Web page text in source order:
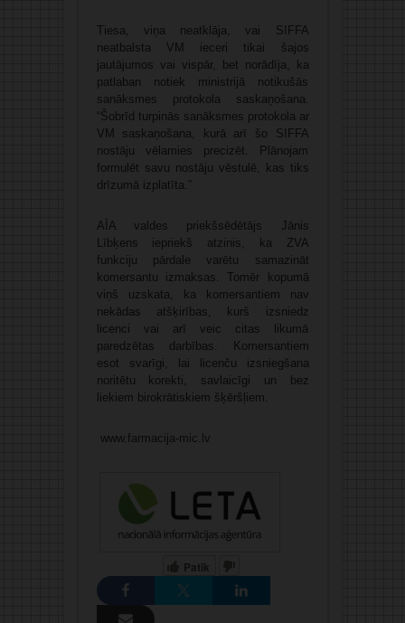
Tiesa, viņa neatklāja, vai SIFFA
neatbalsta VM ieceri tikai šajos
jautājumos vai vispār, bet norādīja, ka
patlaban notiek ministrijā notikušās
sanāksmes protokola saskaņošana.
“Šobrīd turpinās sanāksmes protokola ar
VM saskaņošana, kurā arī šo SIFFA
nostāju vēlamies precizēt. Plānojam
formulēt savu nostāju vēstulē, kas tiks
drīzumā izplatīta.”
AĪA valdes priekšsēdētājs Jānis
Lībķens iepriekš atzinis, ka ZVA
funkciju pārdale varētu samazināt
komersantu izmaksas. Tomēr kopumā
viņš uzskata, ka komersantiem nav
nekādas atšķirības, kurš izsniedz
licenci vai arī veic citas likumā
paredzētas darbības. Komersantiem
esot svarīgi, lai licenču izsniegšana
noritētu korekti, savlaicīgi un bez
liekiem birokrātiskiem šķēršļiem.
www.farmacija-mic.lv
Patīk